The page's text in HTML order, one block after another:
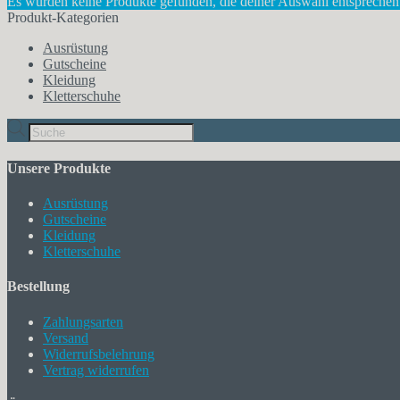
Produkt-Kategorien
Ausrüstung
Gutscheine
Kleidung
Kletterschuhe
Products
search
Unsere Produkte
Ausrüstung
Gutscheine
Kleidung
Kletterschuhe
Bestellung
Zahlungsarten
Versand
Widerrufsbelehrung
Vertrag widerrufen